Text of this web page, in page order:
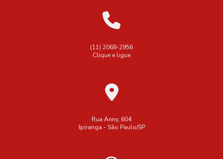
(11) 2068-2956
Clique e ligue
Rua Anny, 604
Ipiranga - São Paulo/SP